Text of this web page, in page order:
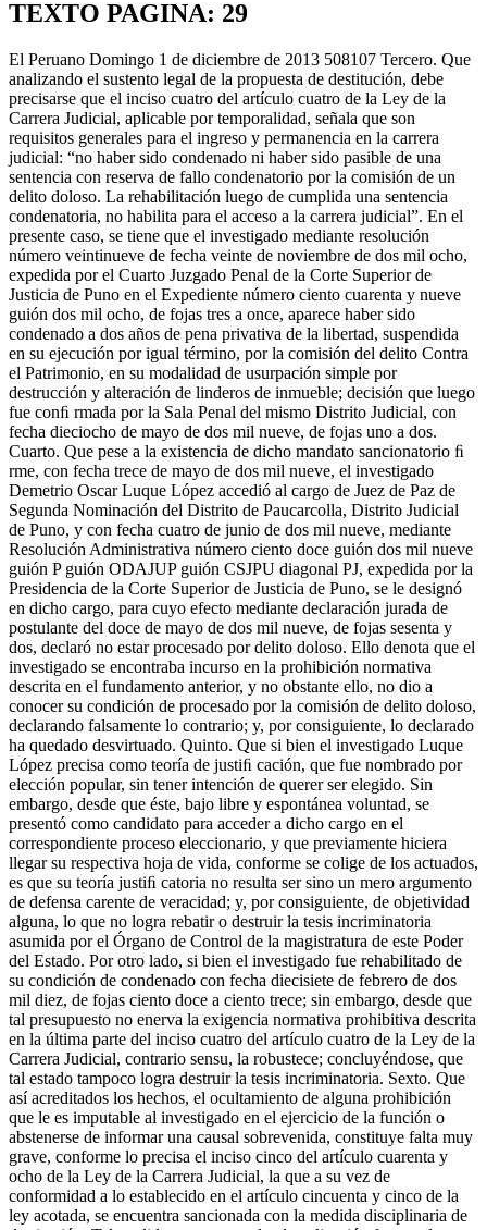
TEXTO PAGINA: 29
El Peruano Domingo 1 de diciembre de 2013 508107 Tercero. Que
analizando el sustento legal de la propuesta de destitución, debe
precisarse que el inciso cuatro del artículo cuatro de la Ley de la
Carrera Judicial, aplicable por temporalidad, señala que son
requisitos generales para el ingreso y permanencia en la carrera
judicial: “no haber sido condenado ni haber sido pasible de una
sentencia con reserva de fallo condenatorio por la comisión de un
delito doloso. La rehabilitación luego de cumplida una sentencia
condenatoria, no habilita para el acceso a la carrera judicial”. En el
presente caso, se tiene que el investigado mediante resolución
número veintinueve de fecha veinte de noviembre de dos mil ocho,
expedida por el Cuarto Juzgado Penal de la Corte Superior de
Justicia de Puno en el Expediente número ciento cuarenta y nueve
guión dos mil ocho, de fojas tres a once, aparece haber sido
condenado a dos años de pena privativa de la libertad, suspendida
en su ejecución por igual término, por la comisión del delito Contra
el Patrimonio, en su modalidad de usurpación simple por
destrucción y alteración de linderos de inmueble; decisión que luego
fue conﬁ rmada por la Sala Penal del mismo Distrito Judicial, con
fecha dieciocho de mayo de dos mil nueve, de fojas uno a dos.
Cuarto. Que pese a la existencia de dicho mandato sancionatorio ﬁ
rme, con fecha trece de mayo de dos mil nueve, el investigado
Demetrio Oscar Luque López accedió al cargo de Juez de Paz de
Segunda Nominación del Distrito de Paucarcolla, Distrito Judicial
de Puno, y con fecha cuatro de junio de dos mil nueve, mediante
Resolución Administrativa número ciento doce guión dos mil nueve
guión P guión ODAJUP guión CSJPU diagonal PJ, expedida por la
Presidencia de la Corte Superior de Justicia de Puno, se le designó
en dicho cargo, para cuyo efecto mediante declaración jurada de
postulante del doce de mayo de dos mil nueve, de fojas sesenta y
dos, declaró no estar procesado por delito doloso. Ello denota que el
investigado se encontraba incurso en la prohibición normativa
descrita en el fundamento anterior, y no obstante ello, no dio a
conocer su condición de procesado por la comisión de delito doloso,
declarando falsamente lo contrario; y, por consiguiente, lo declarado
ha quedado desvirtuado. Quinto. Que si bien el investigado Luque
López precisa como teoría de justiﬁ cación, que fue nombrado por
elección popular, sin tener intención de querer ser elegido. Sin
embargo, desde que éste, bajo libre y espontánea voluntad, se
presentó como candidato para acceder a dicho cargo en el
correspondiente proceso eleccionario, y que previamente hiciera
llegar su respectiva hoja de vida, conforme se colige de los actuados,
es que su teoría justiﬁ catoria no resulta ser sino un mero argumento
de defensa carente de veracidad; y, por consiguiente, de objetividad
alguna, lo que no logra rebatir o destruir la tesis incriminatoria
asumida por el Órgano de Control de la magistratura de este Poder
del Estado. Por otro lado, si bien el investigado fue rehabilitado de
su condición de condenado con fecha diecisiete de febrero de dos
mil diez, de fojas ciento doce a ciento trece; sin embargo, desde que
tal presupuesto no enerva la exigencia normativa prohibitiva descrita
en la última parte del inciso cuatro del artículo cuatro de la Ley de la
Carrera Judicial, contrario sensu, la robustece; concluyéndose, que
tal estado tampoco logra destruir la tesis incriminatoria. Sexto. Que
así acreditados los hechos, el ocultamiento de alguna prohibición
que le es imputable al investigado en el ejercicio de la función o
abstenerse de informar una causal sobrevenida, constituye falta muy
grave, conforme lo precisa el inciso cinco del artículo cuarenta y
ocho de la Ley de la Carrera Judicial, la que a su vez de
conformidad a lo establecido en el artículo cincuenta y cinco de la
ley acotada, se encuentra sancionada con la medida disciplinaria de